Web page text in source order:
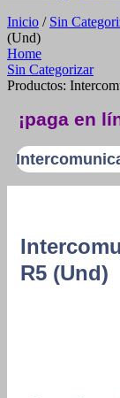
Inicio / Sin
(Und)
Home
Sin Categorizar
Productos:
¡paga en
R5 (Und)